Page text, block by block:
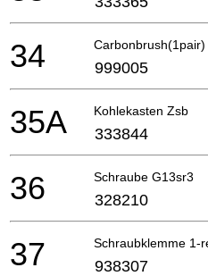
Carbonbrush(1pair)
34 999005
Kohlekasten Zsb
35A 333844
Schraube G13sr3
36 328210
Schraubklemme 1-
37 938307